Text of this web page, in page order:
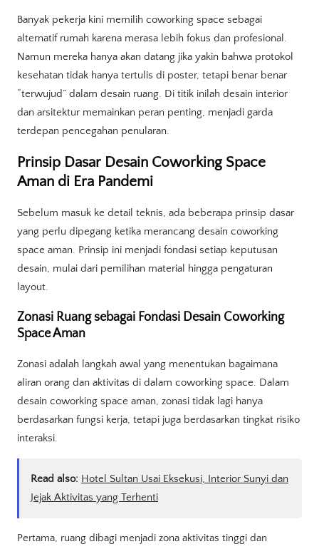
Banyak pekerja kini memilih coworking space sebagai
alternatif rumah karena merasa lebih fokus dan profesional.
Namun mereka hanya akan datang jika yakin bahwa protokol
kesehatan tidak hanya tertulis di poster, tetapi benar benar
“terwujud” dalam desain ruang. Di titik inilah desain interior
dan arsitektur memainkan peran penting, menjadi garda
terdepan pencegahan penularan.
Prinsip Dasar Desain Coworking Space
Aman di Era Pandemi
Sebelum masuk ke detail teknis, ada beberapa prinsip dasar
yang perlu dipegang ketika merancang desain coworking
space aman. Prinsip ini menjadi fondasi setiap keputusan
desain, mulai dari pemilihan material hingga pengaturan
layout.
Zonasi Ruang sebagai Fondasi Desain Coworking
Space Aman
Zonasi adalah langkah awal yang menentukan bagaimana
aliran orang dan aktivitas di dalam coworking space. Dalam
desain coworking space aman, zonasi tidak lagi hanya
berdasarkan fungsi kerja, tetapi juga berdasarkan tingkat risiko
interaksi.
Read also: Hotel Sultan Usai Eksekusi, Interior Sunyi dan
Jejak Aktivitas yang Terhenti
Pertama, ruang dibagi menjadi zona aktivitas tinggi dan